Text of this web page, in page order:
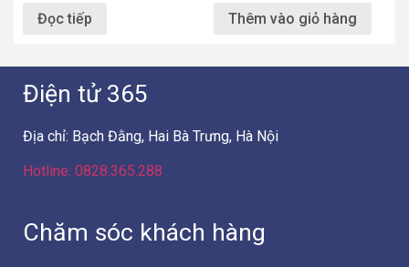
Đọc tiếp Thêm vào giỏ hàng
Điện tử 365
Địa chỉ: Bạch Đằng, Hai Bà Trưng, Hà Nội
Hotline: 0828.365.288
Chăm sóc khách hàng